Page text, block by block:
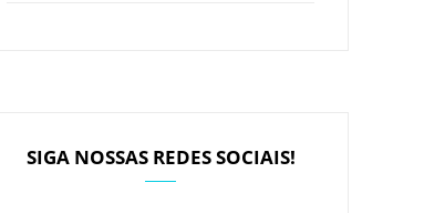
SIGA NOSSAS REDES SOCIAIS!